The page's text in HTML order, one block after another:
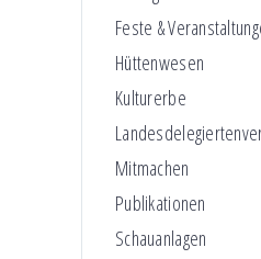
Feste &
Hüttenwesen
Kulturerbe
Mitmachen
Publikationen
Schauanlagen